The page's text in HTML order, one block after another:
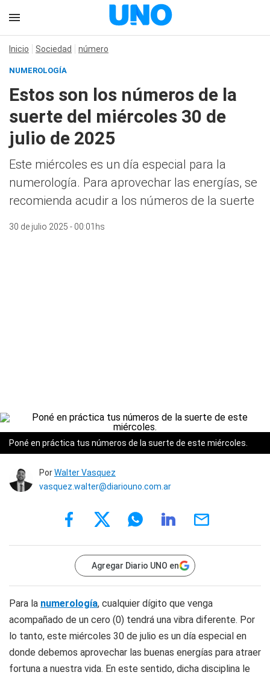
Inicio Sociedad número
NUMEROLOGÍA
Estos son los números de la
suerte del miércoles 30 de
julio de 2025
Este miércoles es un día especial para la
numerología. Para aprovechar las energías, se
recomienda acudir a los números de la suerte
30 de julio 2025 - 00:01hs
Poné en práctica tus números de la suerte de este miércoles.
PorWalter Vasquez
vasquez.walter@diariouno.com.ar
Agregar Diario UNO en
Para la numerología, cualquier dígito que venga
acompañado de un cero (0) tendrá una vibra diferente. Por
lo tanto, este miércoles 30 de julio es un día especial en
donde debemos aprovechar las buenas energías para atraer
fortuna a nuestra vida. En este sentido, dicha disciplina le